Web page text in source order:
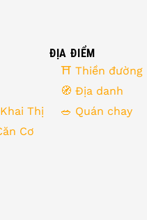
Thị
Cơ
ĐỊA ĐIỂM
⛩ Thiền đường
🧭 Địa danh
🥗 Quán chay